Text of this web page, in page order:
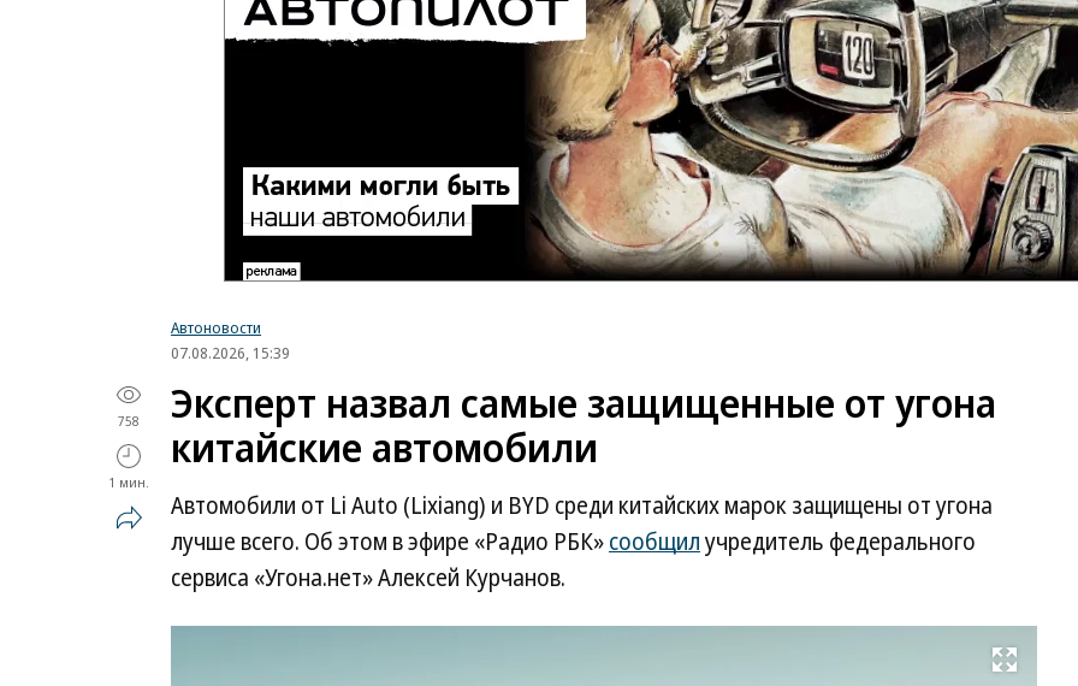
Автоновости
07.08.2026, 15:39
758
1 мин.
Эксперт назвал самые защищенные от угона
китайские автомобили
Автомобили от Li Auto (Lixiang) и BYD среди китайских марок защищены от угона
лучше всего. Об этом в эфире «Радио РБК»сообщилучредитель федерального
сервиса «Угона.нет» Алексей Курчанов.
Развернуть на весь экран